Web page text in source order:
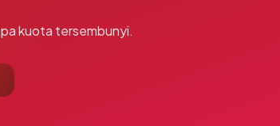
kuota tersembunyi.